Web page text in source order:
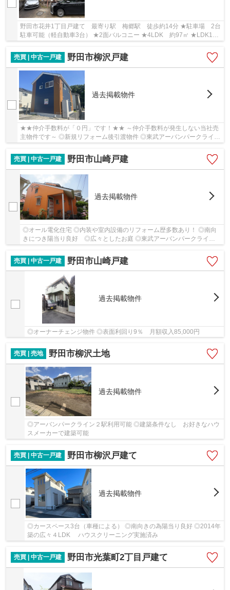
野田市花井1丁目戸建て 最寄り駅 梅郷駅 徒歩約14分 ★駐車場 2台
駐車可能（軽自動車3台） ★2面バルコニー ★4LDK 約97㎡ ★LDK15
売買 | 中古一戸建
野田市柳沢戸建
過去掲載物件
★★仲介手数料が「０円」です！★★ ～仲介手数料が発生しない当社売
主物件です～ ◎新規リフォーム後引渡物件 ◎東武アーバンパークライン
売買 | 中古一戸建
野田市山崎戸建
過去掲載物件
◎オール電化住宅 ◎内装や室内設備のリフォーム歴多数あり！ ◎南向
きにつき陽当り良好 ◎広々としたお庭 ◎東武アーバンパークライン
「運河駅」徒歩12分
売買 | 中古一戸建
野田市山崎戸建
過去掲載物件
◎オーナーチェンジ物件 ◎表面利回り9％ 月額収入85,000円
売買 | 売地 野田市柳沢土地
過去掲載物件
◎アーバンパークライン２駅利用可能 ◎建築条件なし お好きなハウ
スメーカーで建築可能
売買 | 中古一戸建 野田市柳沢戸建て
過去掲載物件
◎カースペース3台（車種による） ◎南向きの為陽当り良好 ◎2014年
築の広々４LDK ハウスクリーニング実施済み
売買 | 中古一戸建 野田市光葉町2丁目戸建て